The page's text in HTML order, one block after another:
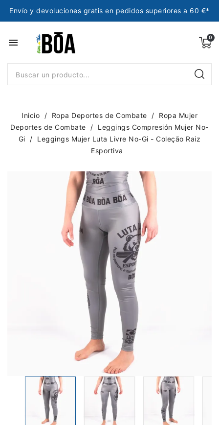
Envío y devoluciones gratis en pedidos superiores a 60 €*
menu
Inicio Ropa Deportes de Combate
Ropa Mujer
Deportes de Combate
Leggings Compresión Mujer No-
Gi
Leggings Mujer Luta Livre No-Gi - Coleção Raiz
Esportiva